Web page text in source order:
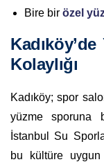
Bire bir özel
Kolaylığı
Kadıköy; spor
yüzme sporuna
İstanbul Su
bu kültüre uygun